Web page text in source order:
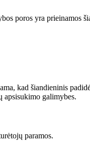
poros yra prieinamos
kad šiandieninis
apsisukimo galimybes.
paramos.